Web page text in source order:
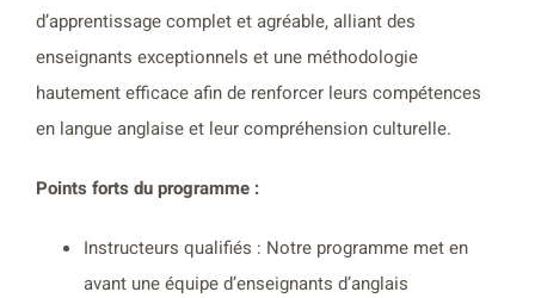
d’apprentissage complet et agréable, alliant des
enseignants exceptionnels et une méthodologie
hautement efficace afin de renforcer leurs compétences
en langue anglaise et leur compréhension culturelle.
Points forts du programme :
Instructeurs qualifiés : Notre programme met en
avant une équipe d’enseignants d’anglais